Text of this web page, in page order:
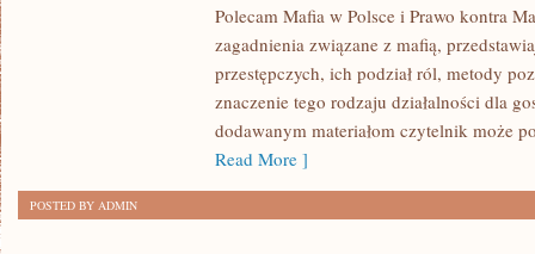
Polecam Mafia w Polsce i Prawo kontra
zagadnienia związane z mafią,
przestępczych, ich podział ról, metody
znaczenie tego rodzaju działalności dla
dodawanym materiałom czytelnik może
Read More ]
POSTED BY ADMIN